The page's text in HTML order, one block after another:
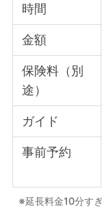
時間
金額
保険料（別
途）
ガイド
事前予約
※延長料金10分す